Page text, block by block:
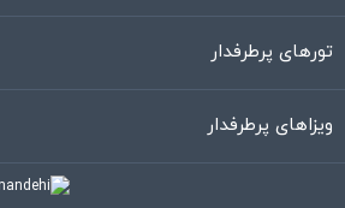
تورهای پرطرفدار
ویزاهای پرطرفدار